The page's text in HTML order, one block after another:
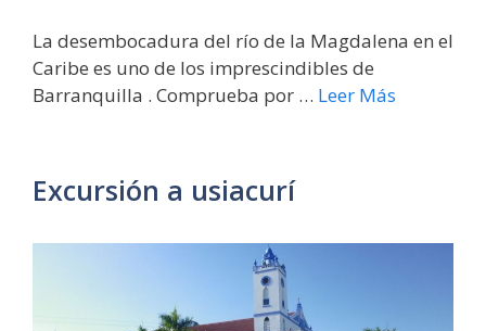
La desembocadura del río de la Magdalena en el
Caribe es uno de los imprescindibles de
Barranquilla . Comprueba por … Leer Más
Excursión a usiacurí